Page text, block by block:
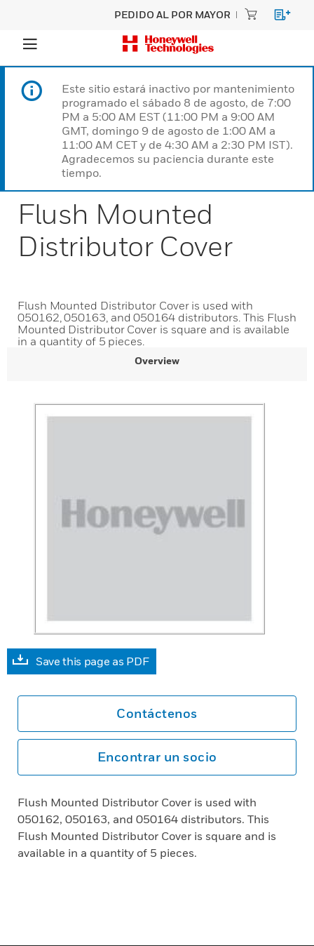
PEDIDO AL POR MAYOR
Este sitio estará inactivo por mantenimiento
programado el sábado 8 de agosto, de 7:00
PM a 5:00 AM EST (11:00 PM a 9:00 AM
GMT, domingo 9 de agosto de 1:00 AM a
11:00 AM CET y de 4:30 AM a 2:30 PM IST).
Agradecemos su paciencia durante este
tiempo.
Flush Mounted
Distributor Cover
Flush Mounted Distributor Cover is used with
050162, 050163, and 050164 distributors. This Flush
Mounted Distributor Cover is square and is available
in a quantity of 5 pieces.
Overview
Save this page as PDF
Contáctenos
Encontrar un socio
Flush Mounted Distributor Cover is used with
050162, 050163, and 050164 distributors. This
Flush Mounted Distributor Cover is square and is
available in a quantity of 5 pieces.